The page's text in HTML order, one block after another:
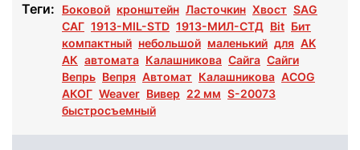
Теги: Боковой кронштейн Ласточкин Хвост SAG
САГ 1913-MIL-STD 1913-МИЛ-СТД Bit Бит
компактный небольшой маленький для AK
АК автомата Калашникова Сайга Сайги
Вепрь Вепря Автомат Калашникова ACOG
АКОГ Weaver Вивер 22 мм S-20073
быстросъемный